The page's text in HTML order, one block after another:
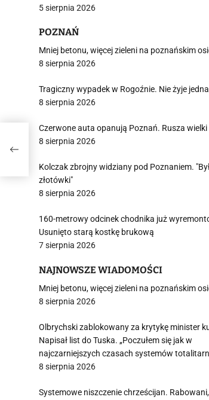
5 sierpnia 2026
POZNAŃ
Mniej betonu, więcej zieleni na poznańskim
8 sierpnia 2026
Tragiczny wypadek w Rogoźnie. Nie żyje
8 sierpnia 2026
Czerwone auta opanują Poznań. Rusza wielki
8 sierpnia 2026
Kolczak zbrojny widziany pod Poznaniem.
złotówki"
8 sierpnia 2026
160-metrowy odcinek chodnika już
Usunięto starą kostkę brukową
7 sierpnia 2026
NAJNOWSZE WIADOMOŚCI
Mniej betonu, więcej zieleni na poznańskim
8 sierpnia 2026
Olbrychski zablokowany za krytykę minister
Napisał list do Tuska. „Poczułem się jak w
najczarniejszych czasach systemów
8 sierpnia 2026
Systemowe niszczenie chrześcijan.